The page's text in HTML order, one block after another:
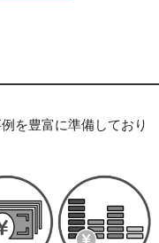
を豊富に準備しており